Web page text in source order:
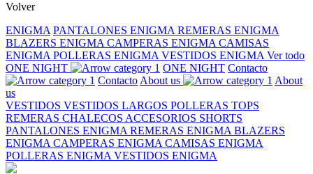
Volver
ENIGMA PANTALONES ENIGMA REMERAS ENIGMA
BLAZERS ENIGMA CAMPERAS ENIGMA CAMISAS
ENIGMA POLLERAS ENIGMA VESTIDOS ENIGMA Ver todo
ONE NIGHT
ONE NIGHT Contacto
Contacto About us
About
us
VESTIDOS VESTIDOS LARGOS POLLERAS TOPS
REMERAS CHALECOS ACCESORIOS SHORTS
PANTALONES ENIGMA REMERAS ENIGMA BLAZERS
ENIGMA CAMPERAS ENIGMA CAMISAS ENIGMA
POLLERAS ENIGMA VESTIDOS ENIGMA